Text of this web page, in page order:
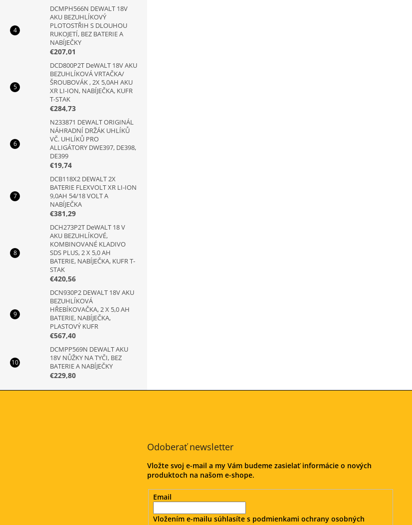
DCMPH566N DEWALT 18V
AKU BEZUHLÍKOVÝ
PLOTOSTŘIH S DLOUHOU
RUKOJETÍ, BEZ BATERIE A
NABÍJEČKY
€207,01
DCD800P2T DeWALT 18V AKU
BEZUHLÍKOVÁ VRTAČKA/
ŠROUBOVÁK , 2X 5,0AH AKU
XR LI-ION, NABÍJEČKA, KUFR
T-STAK
€284,73
N233871 DEWALT ORIGINÁL
NÁHRADNÍ DRŽÁK UHLÍKŮ
VČ. UHLÍKŮ PRO
ALLIGÁTORY DWE397, DE398,
DE399
€19,74
DCB118X2 DEWALT 2X
BATERIE FLEXVOLT XR LI-ION
9,0AH 54/18 VOLT A
NABÍJEČKA
€381,29
DCH273P2T DeWALT 18 V
AKU BEZUHLÍKOVÉ,
KOMBINOVANÉ KLADIVO
SDS PLUS, 2 X 5,0 AH
BATERIE, NABÍJEČKA, KUFR T-
STAK
€420,56
DCN930P2 DEWALT 18V AKU
BEZUHLÍKOVÁ
HŘEBÍKOVAČKA, 2 X 5,0 AH
BATERIE, NABÍJEČKA,
PLASTOVÝ KUFR
€567,40
DCMPP569N DEWALT AKU
18V NŮŽKY NA TYČI, BEZ
BATERIE A NABÍJEČKY
€229,80
Z
Odoberať newsletter
Vložte svoj e-mail a my Vám budeme zasielať informácie o nových
produktoch na našom e-shope.
Email
Vložením e-mailu súhlasíte s podmienkami ochrany osobných